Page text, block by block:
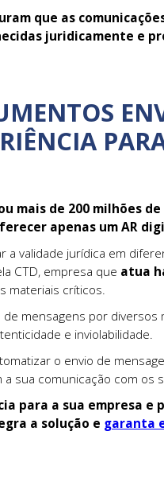
que as
juridicamente e
mais de 200 milhões
apenas um AR
validade jurídica em
CTD, empresa que atua
materiais críticos.
mensagens por diversos
e inviolabilidade.
o envio de
sua comunicação com os
para a sua empresa e
a solução e garanta